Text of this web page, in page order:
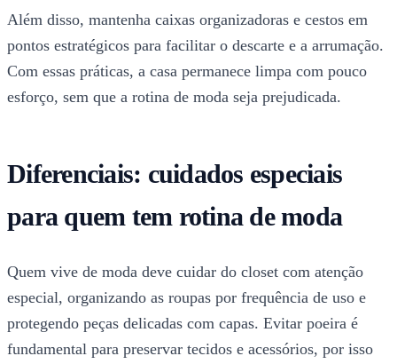
Além disso, mantenha caixas organizadoras e cestos em
pontos estratégicos para facilitar o descarte e a arrumação.
Com essas práticas, a casa permanece limpa com pouco
esforço, sem que a rotina de moda seja prejudicada.
Diferenciais: cuidados especiais
para quem tem rotina de moda
Quem vive de moda deve cuidar do closet com atenção
especial, organizando as roupas por frequência de uso e
protegendo peças delicadas com capas. Evitar poeira é
fundamental para preservar tecidos e acessórios, por isso